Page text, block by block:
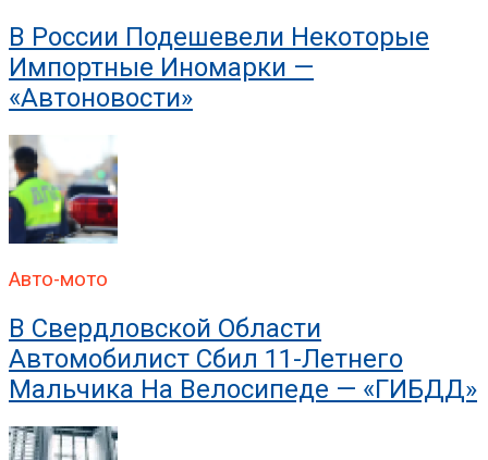
В России Подешевели Некоторые
Импортные Иномарки —
«Автоновости»
Авто-мото
В Свердловской Области
Автомобилист Сбил 11-Летнего
Мальчика На Велосипеде — «ГИБДД»